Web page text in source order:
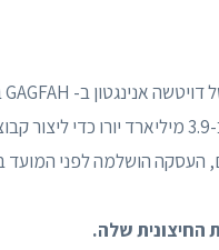
רשמית להשתלט על המתחרה תמורת כ-3.9